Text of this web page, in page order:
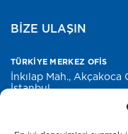
BİZE ULAŞIN
TÜRKİYE MERKEZ OFİS
İnkılap Mah., Akçakoca
İstanbul